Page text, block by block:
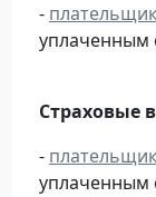
-
уплаченным
Страховые
-
уплаченным